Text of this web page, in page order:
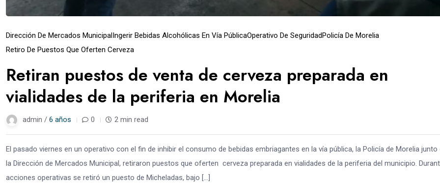
Dirección De Mercados MunicipalIngerir Bebidas Alcohólicas En Vía PúblicaOperativo De SeguridadPolicía De Morelia
Retiro De Puestos Que Oferten Cerveza
Retiran puestos de venta de cerveza preparada en
vialidades de la periferia en Morelia
admin / 6 años 0 2 min read
El pasado viernes en un operativo con el fin de inhibir el consumo de bebidas embriagantes en la vía pública, la Policía de Morelia junto
la Dirección de Mercados Municipal, retiraron puestos que oferten cerveza preparada en vialidades de la periferia del municipio.
acciones operativas se retiró un puesto de Micheladas, bajo […]